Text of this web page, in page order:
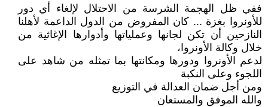
ففي ظل الهجمة الشرسة من الاحتلال لإلغاء أي دور
للأونروا بغزة ... كان المفروض من الدول الداعمة لأهلنا
النازحين أن تكن لجانها وعملياتها وأدوارها الإغاثية من
خلال وكالة الأونروا،
لدعم الأونروا ودورها ومكانتها بما تمثله من شاهد على
اللجوء وعلى النكبة
ومن أجل ضمان العدالة في التوزيع
والله الموفق والمستعان